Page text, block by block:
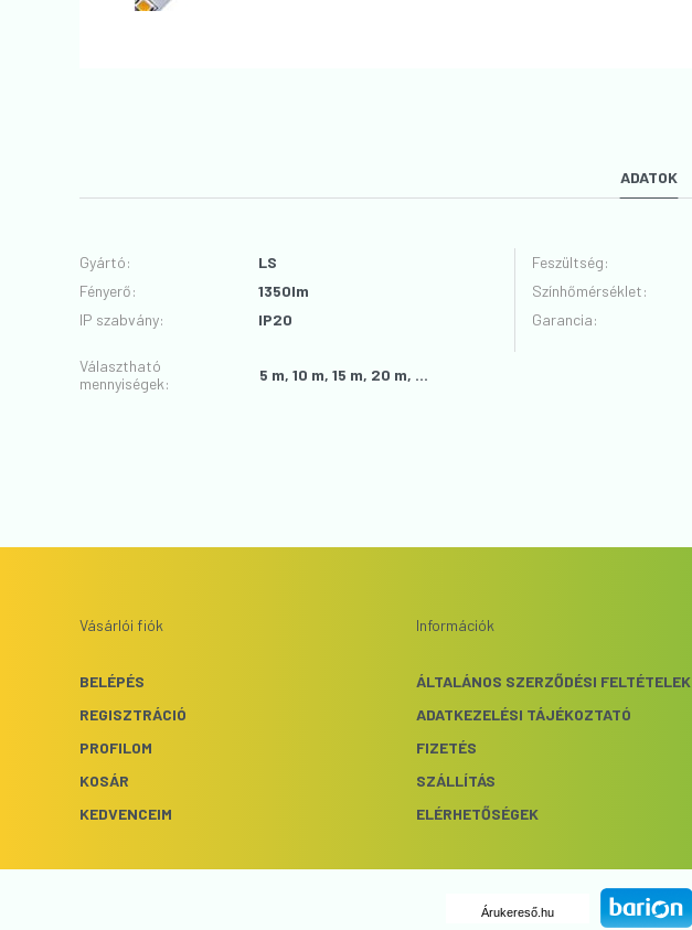
ADATOK
Gyártó: LS Feszültség:
Fényerő: 1350lm Színhőmérséklet:
IP szabvány: IP20 Garancia:
Választható
mennyiségek:
5 m, 10 m, 15 m, 20 m, ...
Vásárlói fiók
BELÉPÉS
REGISZTRÁCIÓ
PROFILOM
KOSÁR
KEDVENCEIM
Információk
ÁLTALÁNOS SZERZŐDÉSI FELTÉTELEK
ADATKEZELÉSI TÁJÉKOZTATÓ
FIZETÉS
SZÁLLÍTÁS
ELÉRHETŐSÉGEK
Árukereső.hu